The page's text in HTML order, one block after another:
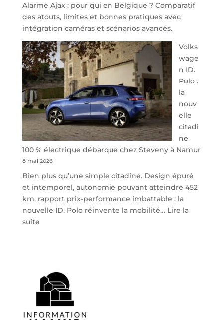
sécurisé
à
l’aéroport
de
Charleroi
Alarme Ajax : pour qui en Belgique ? Comparatif
des atouts, limites et bonnes pratiques avec
intégration caméras et scénarios avancés.
Volks
wage
n ID.
Polo :
la
nouv
elle
citadi
ne
100 % électrique débarque chez Steveny à Namur
8 mai 2026
Bien plus qu’une simple citadine. Design épuré
et intemporel, autonomie pouvant atteindre 452
km, rapport prix-performance imbattable : la
nouvelle ID. Polo réinvente la mobilité… Lire la
suite:
la
nouvelle
citadine
100